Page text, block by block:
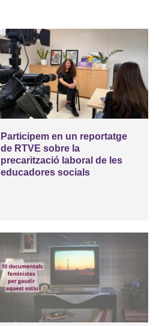
Participem en un reportatge
de RTVE sobre la
precarització laboral de les
educadores socials